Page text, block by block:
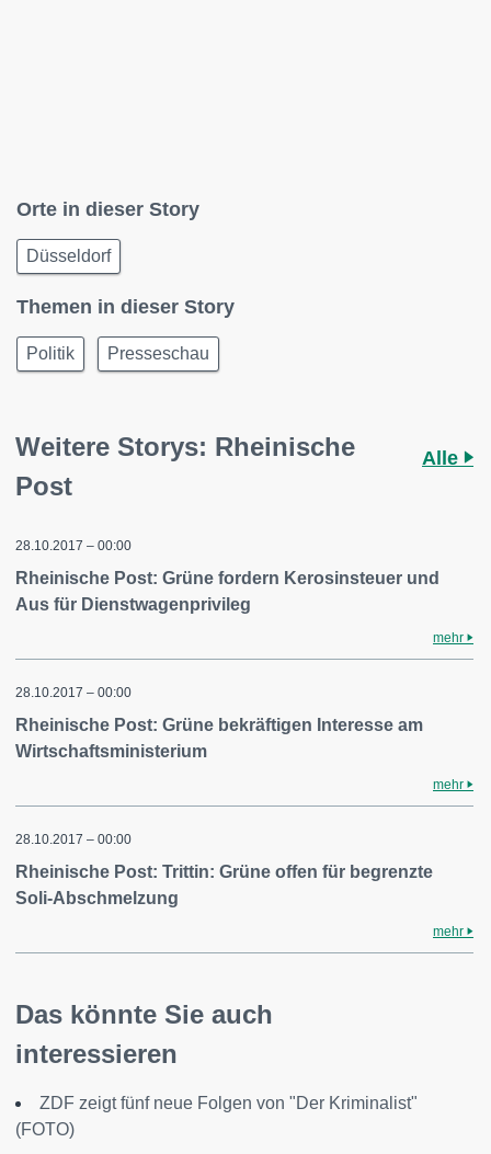
Orte in dieser Story
Düsseldorf
Themen in dieser Story
Politik Presseschau
Weitere Storys: Rheinische
Post
Alle
28.10.2017 – 00:00
Rheinische Post: Grüne fordern Kerosinsteuer und
Aus für Dienstwagenprivileg
mehr
28.10.2017 – 00:00
Rheinische Post: Grüne bekräftigen Interesse am
Wirtschaftsministerium
mehr
28.10.2017 – 00:00
Rheinische Post: Trittin: Grüne offen für begrenzte
Soli-Abschmelzung
mehr
Das könnte Sie auch
interessieren
ZDF zeigt fünf neue Folgen von "Der Kriminalist"
(FOTO)